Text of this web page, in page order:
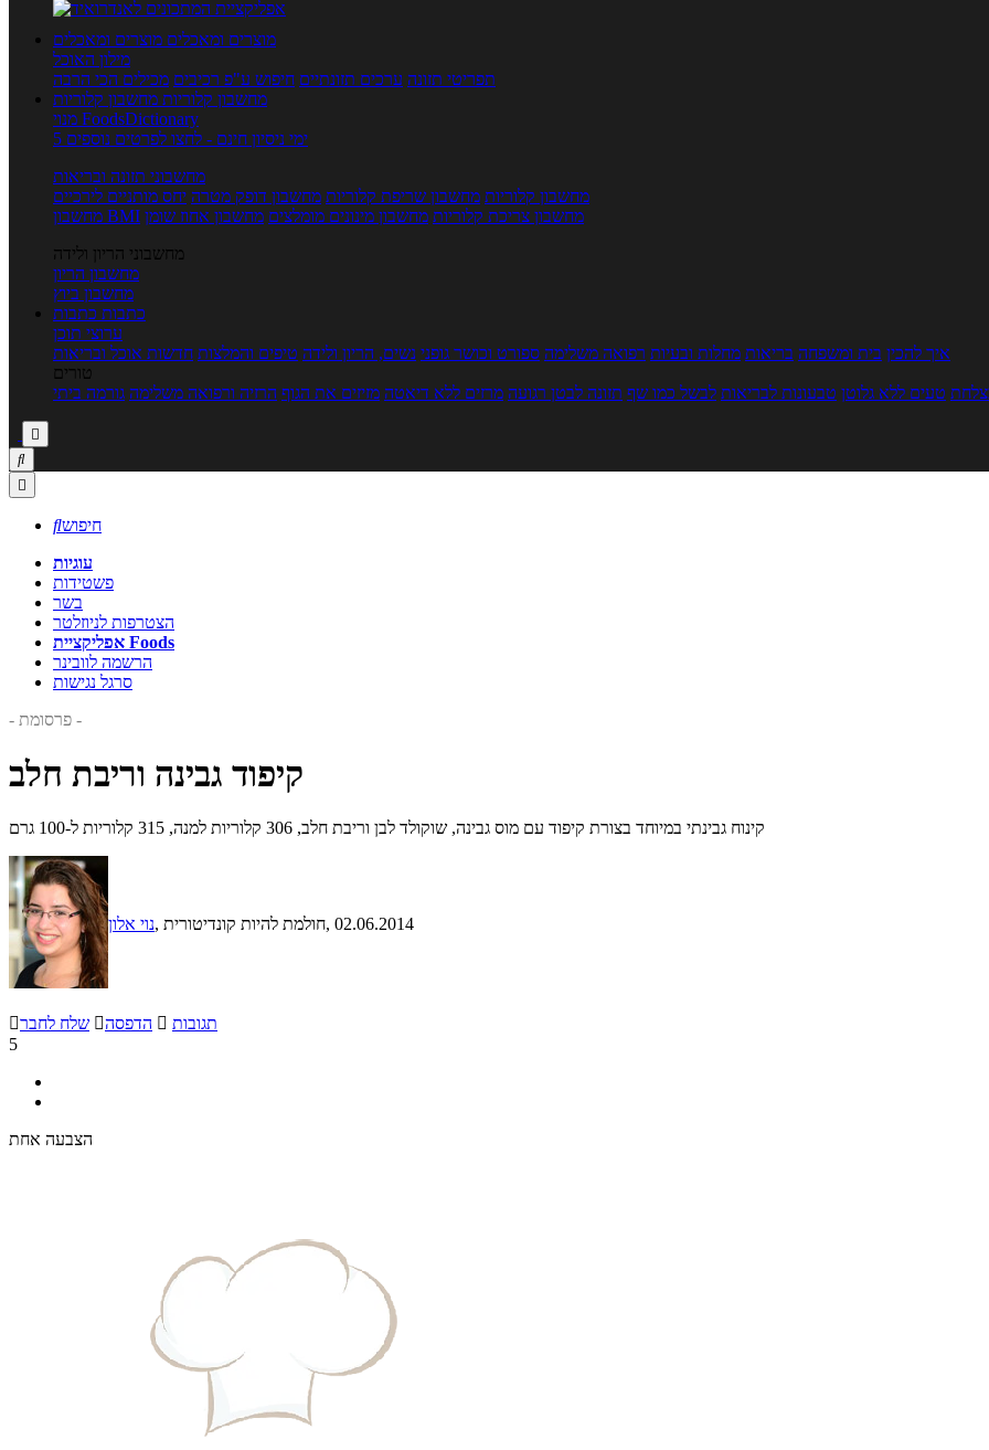
מוצרים ומאכלים מוצרים ומאכלים
מילון האוכל
תפריטי תזונה ערכים תזונתיים חיפוש ע"פ רכיבים מכילים הכי הרבה
מחשבון קלוריות מחשבון קלוריות
מנוי FoodsDictionary
5 ימי ניסיון חינם - לחצו לפרטים נוספים
מחשבוני תזונה ובריאות
מחשבון קלוריות מחשבון שריפת קלוריות מחשבון דופק מטרה יחס מותניים לירכיים
מחשבון BMI
מחשבון צריכת קלוריות מחשבון מינונים מומלצים מחשבון אחוז שומן
מחשבוני הריון ולידה
מחשבון הריון
מחשבון ביוץ
כתבות כתבות
ערוצי תוכן
איך להכין בית ומשפחה בריאות מחלות ובעיות רפואה משלימה ספורט וכושר גופני נשים, הריון ולידה טיפים והמלצות חדשות אוכל ובריאות
טורים
טעים ללא גלוטן טבעונות לבריאות לבשל כמו שף תזונה לבטן רגועה מרזים ללא דיאטה מזיזים את הגוף הרזיה ורפואה משלימה גורמה ביתי



חיפוש
עוגיות
פשטידות
בשר
הצטרפות לניוזלטר
אפליקציית Foods
הרשמה לוובינר
סרגל נגישות
- פרסומת -
קיפוד גבינה וריבת חלב
קינוח גבינתי במיוחד בצורת קיפוד עם מוס גבינה, שוקולד לבן וריבת חלב, 306 קלוריות למנה, 315 קלוריות ל-100 גרם
נוי אלון , חולמת להיות קונדיטורית, 02.06.2014
שלח לחבר הדפסה  תגובות
5
הצבעה אחת